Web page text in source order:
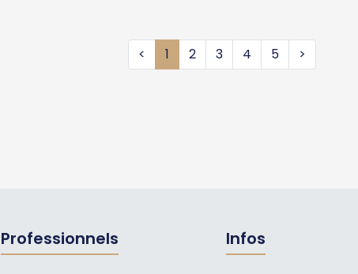
< 1 2 3 4 5 >
Professionnels Infos